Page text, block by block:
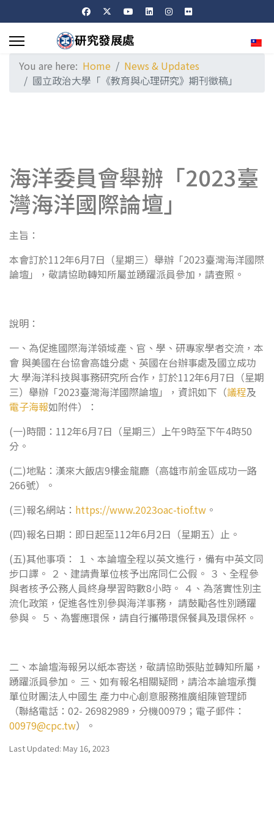
You are here: Home
News & Updates
國立政治大學「《教育與心理研究》期刊徵稿」
海洋委員會舉辦「2023臺
灣海洋國際論壇」
主旨：
本會訂於112年6月7日（星期三）舉辦「2023臺灣海洋國際
論壇」，敬請協助轉知所屬並踴躍派員參加，請查照。
說明：
一、為促進國際海洋領域產、官、學、研專家學者交流，本
會 與美國在台協會高雄分處、英國在台辦事處及國立成功
大 學海洋科技與事務研究所合作，訂於112年6月7日（星期
三）舉辦「2023臺灣海洋國際論壇」，資訊如下（議程及
電子海報如附件）：
(一)時間：112年6月7日（星期三）上午9時至下午4時50
分。
(二)地點：漢來大飯店9樓金龍廳（高雄市前金區成功一路
266號）。
(三)報名網站： https://www.2023oac-tiof.tw 。
(四)報名日期：即日起至112年6月2日（星期五）止。
(五)其他事項： １、本論壇全程以英文進行，備有中英文同
步口譯。 ２、建請貴單位核予出席同仁公假。 ３、全程參
與者核予公務人員終身學習時數8小時。 ４、為落實性別主
流化政策，促進各性別參與海洋事務， 請鼓勵各性別踴躍
參與。 ５、為響應環保，請自行攜帶環保餐具及環保杯。
二、本論壇海報另以紙本寄送，敬請協助張貼並轉知所屬，
踴躍派員參加。 三、如有報名相關疑問，請洽本論壇承攬
單位財團法人中國生 產力中心創意服務推廣組陳管理師
（聯絡電話：02- 26982989，分機00979；電子郵件：
00979@cpc.tw）。
Last Updated: May 16, 2023